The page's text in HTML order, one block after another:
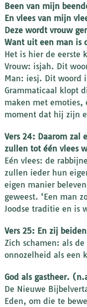
Been van mijn
En vlees van
Deze wordt
Want uit een man is
Het is hier de eerste
Vrouw: isjah. Dit
Man: iesj. Dit woord
Grammaticaal klopt
maken met
moment dat hij zijn
Vers 24: Daarom zal
zullen tot één vlees
Eén vlees: de
zullen ieder hun
eigen manier
geweest. ‘Een man
Joodse traditie en is
Vers 25: En zij
Zich schamen: als
onnozelheid als een
God als gastheer.
De Nieuwe
Eden, om die te